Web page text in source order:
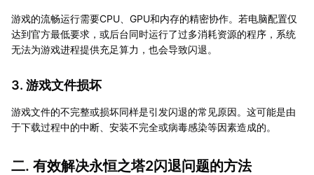
游戏的流畅运行需要CPU、GPU和内存的精密协作。若电脑配置仅
达到官方最低要求，或后台同时运行了过多消耗资源的程序，系统
无法为游戏进程提供充足算力，也会导致闪退。
3. 游戏文件损坏
游戏文件的不完整或损坏同样是引发闪退的常见原因。这可能是由
于下载过程中的中断、安装不完全或病毒感染等因素造成的。
二. 有效解决永恒之塔2闪退问题的方法